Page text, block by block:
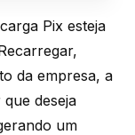
Pix esteja
da empresa, a
deseja
um